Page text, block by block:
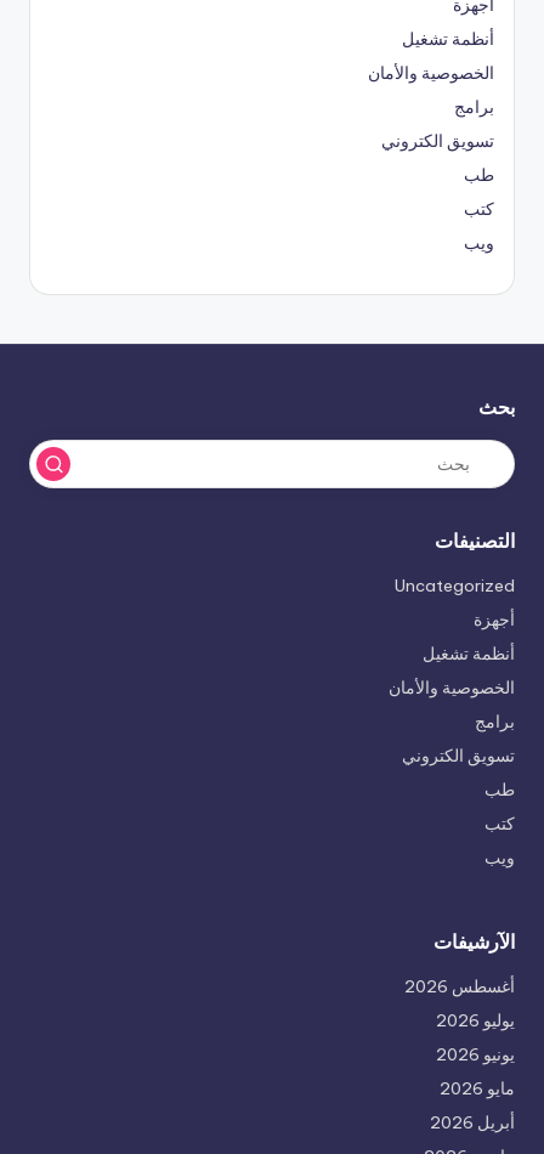
أجهزة
أنظمة تشغيل
الخصوصية والأمان
برامج
تسويق الكتروني
طب
كتب
ويب
بحث
التصنيفات
Uncategorized
أجهزة
أنظمة تشغيل
الخصوصية والأمان
برامج
تسويق الكتروني
طب
كتب
ويب
الآرشيفات
أغسطس 2026
يوليو 2026
يونيو 2026
مايو 2026
أبريل 2026